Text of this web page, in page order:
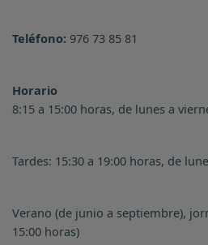
Teléfono: 976 73 85 81
Horario
8:15 a 15:00 horas, de lunes a
Tardes: 15:30 a 19:00 horas, de
Verano (de junio a septiembre),
15:00 horas)